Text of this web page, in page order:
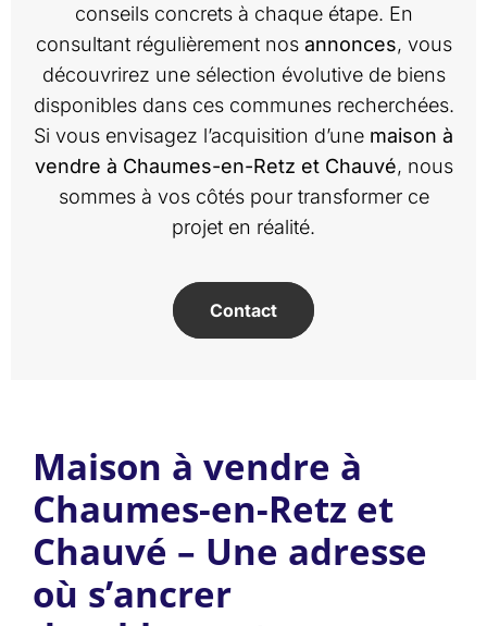
conseils concrets à chaque étape. En
consultant régulièrement nos annonces, vous
découvrirez une sélection évolutive de biens
disponibles dans ces communes recherchées.
Si vous envisagez l’acquisition d’une maison à
vendre à Chaumes-en-Retz et Chauvé, nous
sommes à vos côtés pour transformer ce
projet en réalité.
Contact
Maison à vendre à
Chaumes-en-Retz et
Chauvé – Une adresse
où s’ancrer